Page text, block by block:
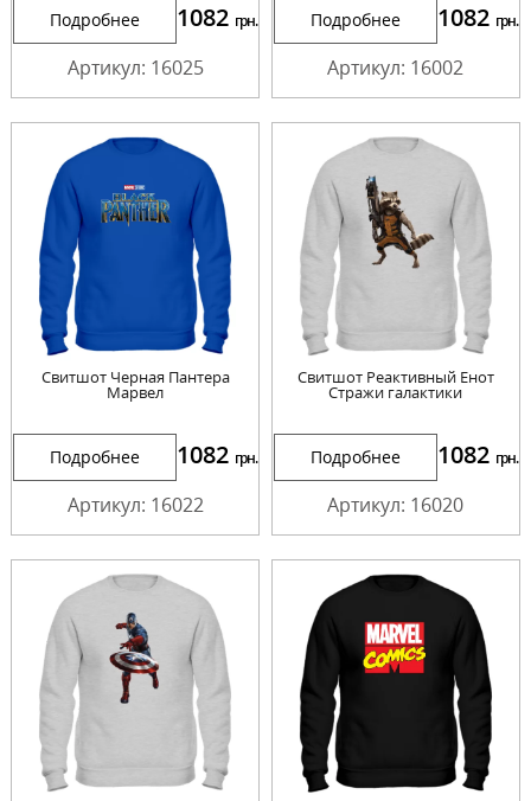
Подробнее 1082 грн.
Артикул: 16025
Подробнее 1082 грн.
Артикул: 16002
Cвитшот Черная Пантера
Марвел
Подробнее 1082 грн.
Артикул: 16022
Cвитшот Реактивный Енот
Стражи галактики
Подробнее 1082 грн.
Артикул: 16020